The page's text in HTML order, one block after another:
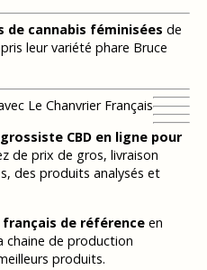
de cannabis féminisées de
leur variété phare Bruce
Le Chanvrier Français
CBD en ligne pour
de prix de gros, livraison
des produits analysés et
français de référenceen
chaine de production
produits.